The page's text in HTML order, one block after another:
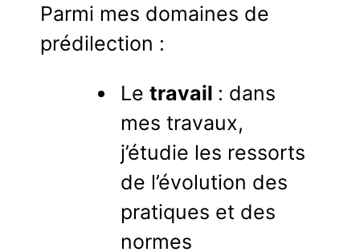
Parmi mes domaines de
prédilection :
Le travail : dans
mes travaux,
j’étudie les ressorts
de l’évolution des
pratiques et des
normes